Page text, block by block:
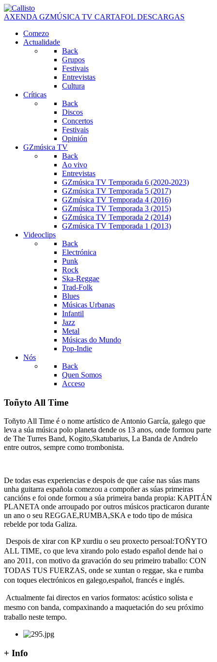
AXENDA GZMÚSICA TV CARTAFOL DESCARGAS
Comezo
Actualidade
Back
Grupos
Festivais
Entrevistas
Cultura
Críticas
Back
Discos
Concertos
Festivais
Opinión
GZmúsica TV
Back
Ao vivo
Entrevistas
GZmúsica TV Temporada 6 (2020-2023)
GZmúsica TV Temporada 5 (2017)
GZmúsica TV Temporada 4 (2016)
GZmúsica TV Temporada 3 (2015)
GZmúsica TV Temporada 2 (2014)
GZmúsica TV Temporada 1 (2013)
Videoclips
Back
Electrónica
Punk
Rock
Ska-Reggae
Trad-Folk
Blues
Músicas Urbanas
Infantil
Jazz
Metal
Músicas do Mundo
Pop-Indie
Nós
Back
Quen Somos
Acceso
Toñyto All Time
Toñyto All Time é o nome artístico de Antonio García, galego que
leva a súa música polo planeta dende os 13 anos, onde formou parte
de The Turres Band, Kogito,Skatubarius, La Banda de Andrelo
entre outros, sempre como trombonista.
De todas esas experiencias e despois de que caíse nas súas mans
unha guitarra española comezou a compoñer as súas primeiras
cancións e foi onde formou a súa primeira banda propia: KAPITÁN
PLANETA onde arroupado por outros músicos practicaron durante
un ano o seu REGGAE,RUMBA,SKA e todo tipo de música
rebelde por toda Galiza.
Despois de xirar con KP xurdiu o seu proxecto persoal:TOÑYTO
ALL TIME, co que leva xirando polo estado español dende hai o
ano 2011, con motivo da gravación do seu primeiro traballo: CON
TODAS TUS FUERZAS, onde se xuntan o reggae, ska e rumba
con toques electrónicos en galego,español, francés e inglés.
Actualmente fai directos en varios formatos: acústico solista e
mesmo con banda, compaxinando a maquetación do seu próximo
traballo neste tempo.
+ Info